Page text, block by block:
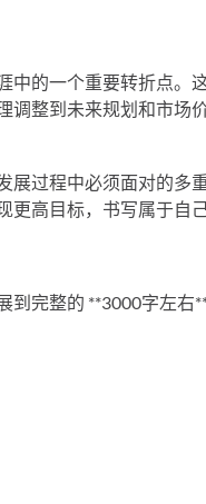
中的一个重要转折点。
调整到未来规划和市场
展过程中必须面对的多
高目标，书写属于自
完整的 **3000字左右